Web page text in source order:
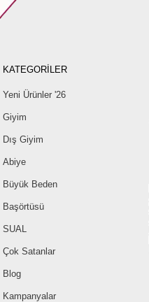
KATEGORİLER
Yeni Ürünler '26
Giyim
Dış Giyim
Abiye
Büyük Beden
Başörtüsü
SUAL
Çok Satanlar
Blog
Kampanyalar